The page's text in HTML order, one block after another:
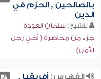
بالصالحين , الحزم في
الدين
للشيخ: سلمان العودة
جزء من محاضرة ( أخي رجل
الأمن)
الفهرس:أفريقيا ,